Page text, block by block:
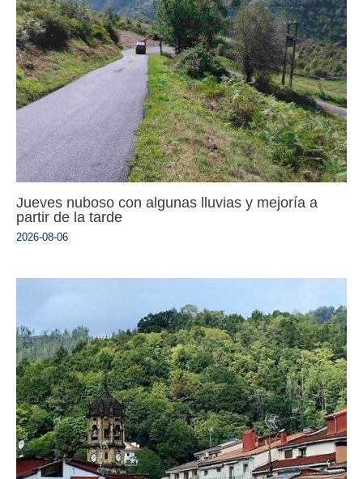
Jueves nuboso con algunas lluvias y mejoría a
partir de la tarde
2026-08-06